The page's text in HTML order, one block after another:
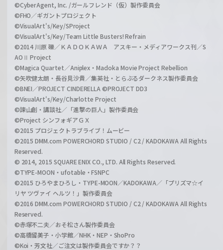
©CyberAgent, Inc. /ガールフレンド（仮）製作委員会
©FHO／ギガントプロジェクト
©VisualArt's/Key/SProject
©VisualArt's/Key/Team Little Busters! Refrain
©2014 川原 礫／ＫＡＤＯＫＡＷＡ アスキー・メディアワークス刊／S
AOⅡ Project
©Magica Quartet／Aniplex・Madoka Movie Project Rebellion
©矢吹健太朗・長谷見沙貴／集英社・とらぶるダークネス製作委員会
©BNEI／PROJECT CINDERELLA ©PROJECT DD3
©VisualArt's/Key/Charlotte Project
©諫山創・講談社／「進撃の巨人」製作委員会
©Project シンフォギアＧＸ
©2015 プロジェクトラブライブ！ムービー
©2015 DMM.com POWERCHORD STUDIO / C2 / KADOKAWA All Rights
Reserved.
© 2014, 2015 SQUARE ENIX CO., LTD. All Rights Reserved.
©TYPE-MOON・ufotable・FSNPC
©2015 ひろやまひろし・TYPE-MOON／KADOKAWA／「プリズマ☆イ
リヤ ツヴァイ ヘルツ！」製作委員会
©2016 DMM.com POWERCHORD STUDIO / C2 / KADOKAWA All Rights
Reserved.
©赤塚不二夫／おそ松さん製作委員会
©高橋留美子・小学館／NHK・NEP・ShoPro
©Koi・芳文社／ご注文は製作委員会ですか？？